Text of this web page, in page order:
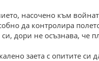
насочено към
да контролира
дори не осъзнава, че
заета с опитите си